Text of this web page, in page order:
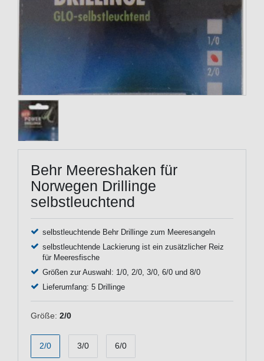
Behr Meereshaken für
Norwegen Drillinge
selbstleuchtend
selbstleuchtende Behr Drillinge zum Meeresangeln
selbstleuchtende Lackierung ist ein zusätzlicher Reiz
für Meeresfische
Größen zur Auswahl: 1/0, 2/0, 3/0, 6/0 und 8/0
Lieferumfang: 5 Drillinge
Größe: 2/0
2/0 3/0 6/0